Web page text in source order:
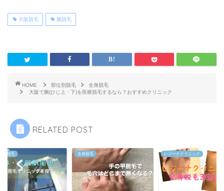
大阪脱毛 腕脱毛
HOME 部位別脱毛
全身脱毛
大阪で腕(ひじ上・下)を医療脱毛するなら？おすすめクリニック
RELATED POST
療脱毛 全身脱毛 レジーナクリニック